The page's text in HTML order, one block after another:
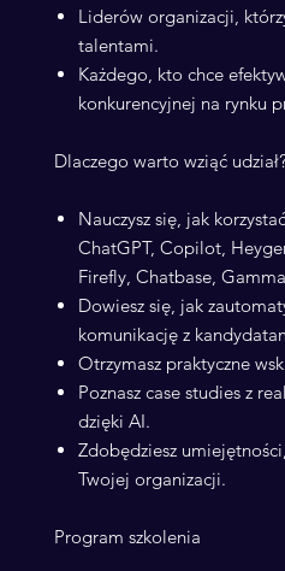
Liderów organizacji,
talentami.
Każdego, kto chce
konkurencyjnej na rynku
Dlaczego warto wziąć
Nauczysz się, jak
ChatGPT, Copilot,
Firefly, Chatbase,
Dowiesz się, jak
komunikację z
Otrzymasz praktyczne
Poznasz case studies z
dzięki AI.
Zdobędziesz
Twojej organizacji.
Program szkolenia